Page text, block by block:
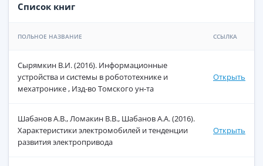
Список книг
ПОЛЬНОЕ НАЗВАНИЕ ССЫЛКА
Сырямкин В.И. (2016). Информационные
устройства и системы в робототехнике и
мехатронике , Изд-во Томского ун-та
Открыть
Шабанов А.В., Ломакин В.В., Шабанов А.А. (2016).
Характеристики электромобилей и тенденции
развития электропривода
Открыть